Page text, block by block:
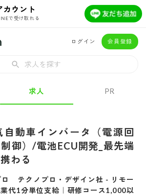
ウント
で受け取れる
ログイン 会員登録
求人を探す
求人 PR
自動車インバータ（電源回
御）/電池ECU開発_最先端
わる
ロ テクノプロ・デザイン社 - リモー
代1分単位支給｜研修コース1,000以